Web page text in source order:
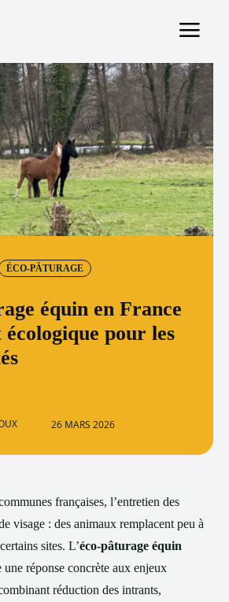
ÉCO-PÂTURAGE
équin en France
pour les
26 MARS 2026
françaises, l’entretien des
visage : des animaux remplacent peu à
sites. L’éco-pâturage équin
une réponse concrète aux enjeux
réduction des intrants,